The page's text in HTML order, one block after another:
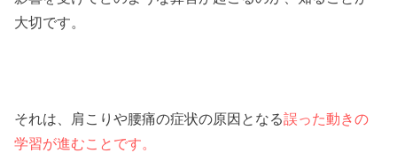
大切です。
それは、肩こりや腰痛の症状の原因となる誤った動きの
学習が進むことです。